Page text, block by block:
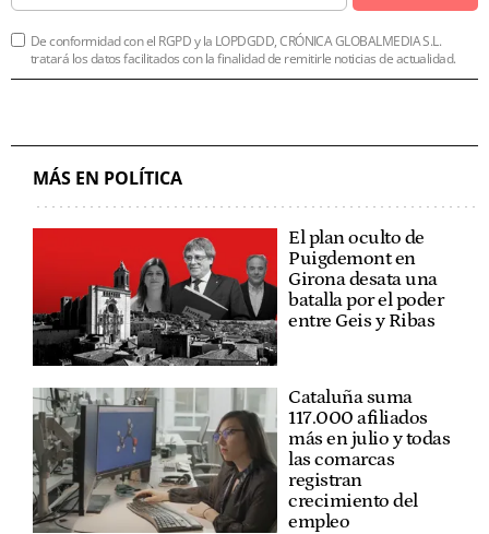
De conformidad con el RGPD y la LOPDGDD, CRÓNICA GLOBALMEDIA S.L.
tratará los datos facilitados con la finalidad de remitirle noticias de actualidad.
MÁS EN POLÍTICA
El plan oculto de
Puigdemont en
Girona desata una
batalla por el poder
entre Geis y Ribas
Cataluña suma
117.000 afiliados
más en julio y todas
las comarcas
registran
crecimiento del
empleo